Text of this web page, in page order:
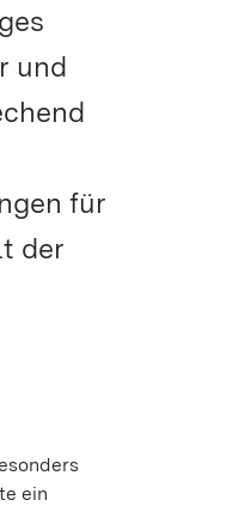
und
für
der
ein